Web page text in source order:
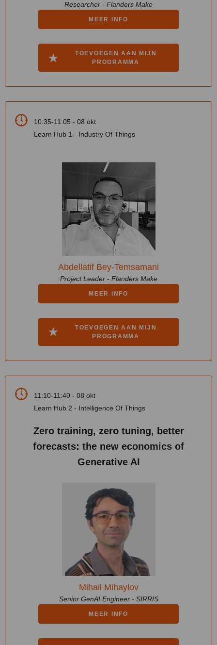
Researcher - Flanders Make
MEER INFO
TOEVOEGEN AAN MIJN
PROGRAMMA
10:35-11:05 - 08 okt
Learn Hub 1 - Industry Of Things
Abdellatif Bey-Temsamani
Project Leader - Flanders Make
MEER INFO
TOEVOEGEN AAN MIJN
PROGRAMMA
11:10-11:40 - 08 okt
Learn Hub 2 - Intelligence Of Things
Zero training, zero tuning, better
forecasts: the new economics of
Generative AI
Mihail Mihaylov
Senior GenAI Engineer - SIRRIS
MEER INFO